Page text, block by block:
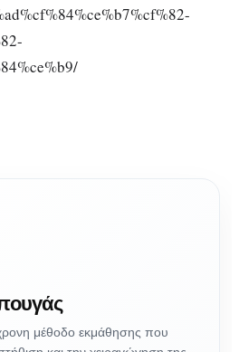
μέθοδο εκμάθησης που